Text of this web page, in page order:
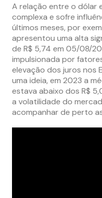
A relação entre o dólar
complexa e sofre
últimos meses, por
apresentou uma alta
de R$ 5,74 em 05/08/
impulsionada por
elevação dos juros nos
uma ideia, em 2023 a
estava abaixo dos R$
a volatilidade do
acompanhar de perto